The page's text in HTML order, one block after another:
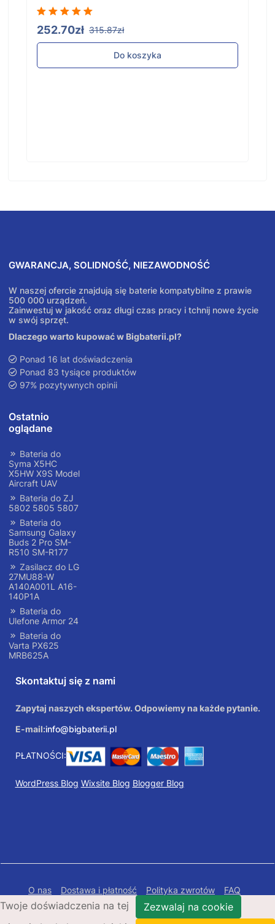
252.70zł 315.87zł
Do koszyka
GWARANCJA, SOLIDNOŚĆ, NIEZAWODNOŚĆ
W naszej ofercie znajdują się baterie kompatybilne z prawie
500 000 urządzeń.
Zainwestuj w jakość oraz długi czas pracy i tchnij nowe życie
w swój sprzęt.
Dlaczego warto kupować w Bigbaterii.pl?
Ponad 16 lat doświadczenia
Ponad 83 tysiące produktów
97% pozytywnych opinii
Ostatnio
oglądane
Bateria do
Syma X5HC
X5HW X9S Model
Aircraft UAV
Bateria do ZJ
5802 5805 5807
Bateria do
Samsung Galaxy
Buds 2 Pro SM-
R510 SM-R177
Zasilacz do LG
27MU88-W
A140A001L A16-
140P1A
Bateria do
Ulefone Armor 24
Bateria do
Varta PX625
MRB625A
Skontaktuj się z nami
Zapytaj naszych ekspertów. Odpowiemy na każde pytanie.
E-mail:info@bigbaterii.pl
PŁATNOŚCI:
WordPress Blog Wixsite Blog Blogger Blog
O nas Dostawa i płatność Polityka zwrotów
FAQ
Polityka prywatności
Mapa Strony
Twoje doświadczenia na tej
Zezwalaj na cookie